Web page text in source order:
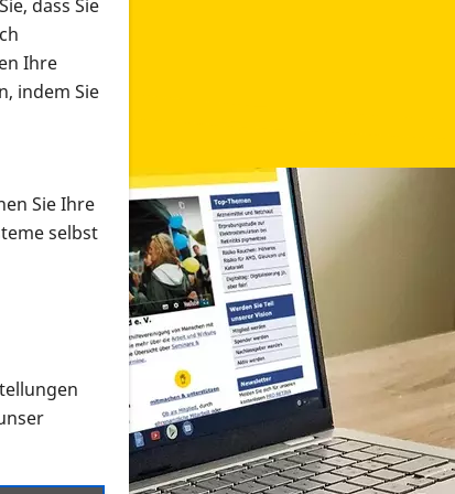
Formaten an
suchen und dieses bestellen bzw. herunterladen
dass Sie
Ihre
indem Sie
Sie Ihre
selbst